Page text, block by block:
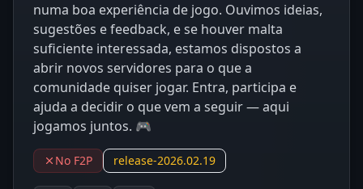
numa boa experiência de jogo. Ouvimos ideias,
sugestões e feedback, e se houver malta
suficiente interessada, estamos dispostos a
abrir novos servidores para o que a
comunidade quiser jogar. Entra, participa e
ajuda a decidir o que vem a seguir — aqui
jogamos juntos. 🎮
No F2P release-2026.02.19